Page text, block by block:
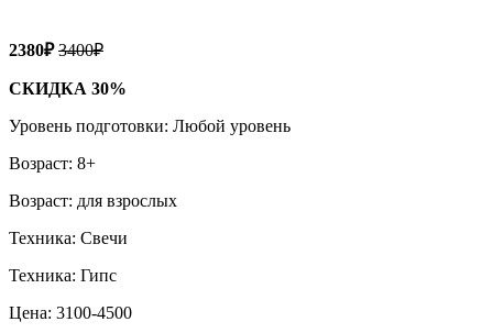
2380₽3400₽
СКИДКА 30%
Уровень подготовки: Любой уровень
Возраст: 8+
Возраст: для взрослых
Техника: Свечи
Техника: Гипс
Цена: 3100-4500